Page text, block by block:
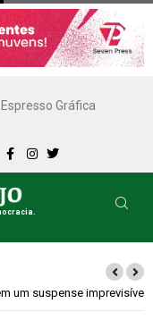
Espresso Gráfica
um suspense imprevisível